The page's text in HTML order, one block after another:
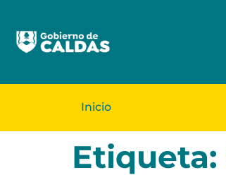
Inicio
Etiqueta: